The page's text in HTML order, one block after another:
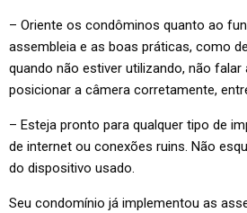
– Oriente os condôminos quanto ao
assembleia e as boas práticas, como
quando não estiver utilizando, não
posicionar a câmera corretamente,
– Esteja pronto para qualquer tipo de
de internet ou conexões ruins. Não
do dispositivo usado.
Seu condomínio já implementou as